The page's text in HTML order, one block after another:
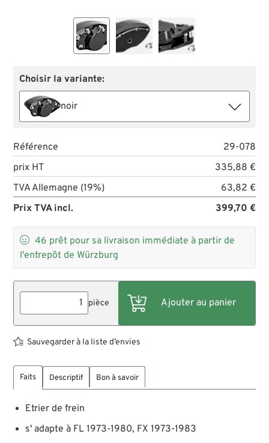
Choisir la variante:
noir
Référence
29-078
prix HT
335,88 €
TVA Allemagne (19%)
63,82 €
Prix TVA incl.
399,70 €
 46 prêt pour sa livraison immédiate à partir de
l'entrepôt de Würzburg
pièce
Sauvegarder à la liste d’envies
Faits Descriptif Bon à savoir
Etrier de frein
s' adapte à FL 1973-1980, FX 1973-1983